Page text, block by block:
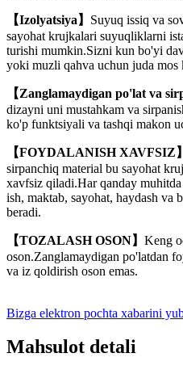
【Izolyatsiya】 Suyuq issiq va
sayohat krujkalari suyuqliklarni
turishi mumkin.Sizni kun bo'yi
yoki muzli qahva uchun juda mos
【Zanglamaydigan po'lat va
dizayni uni mustahkam va
ko'p funktsiyali va tashqi makon
【FOYDALANISH XAVFSIZ】
sirpanchiq material bu sayohat
xavfsiz qiladi.Har qanday
ish, maktab, sayohat, haydash va
beradi.
【TOZALASH OSON】 Keng
oson.Zanglamaydigan po'latdan
va iz qoldirish oson emas.
Bizga elektron pochta xabarini
Mahsulot detali